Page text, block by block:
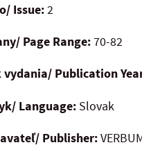
Issue:2
Page Range:70-82
vydania/ Publication
Language: Slovak
Publisher: